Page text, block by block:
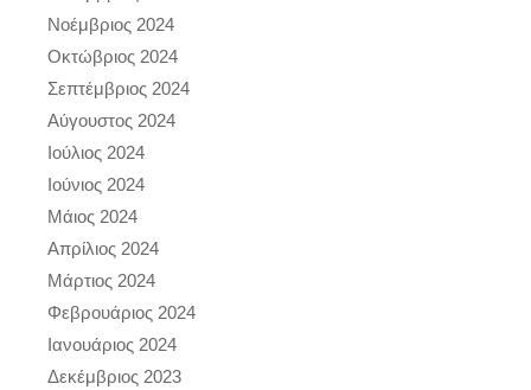
Νοέμβριος 2024
Οκτώβριος 2024
Σεπτέμβριος 2024
Αύγουστος 2024
Ιούλιος 2024
Ιούνιος 2024
Μάιος 2024
Απρίλιος 2024
Μάρτιος 2024
Φεβρουάριος 2024
Ιανουάριος 2024
Δεκέμβριος 2023